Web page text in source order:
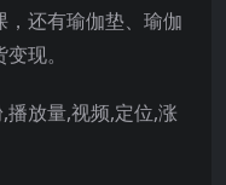
还有瑜伽垫、瑜伽
现。